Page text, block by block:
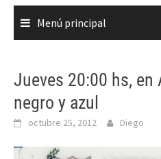
Menú principal
Jueves 20:00 hs, en
negro y azul
octubre 25, 2012 Diego